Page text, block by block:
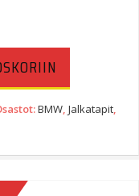
BMW, Jalkatapit,